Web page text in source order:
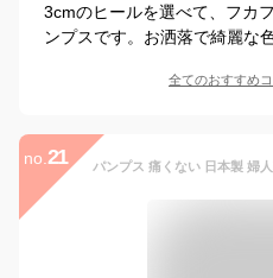
3cmのヒールを選べて、フカ
ンプスです。お洒落で綺麗な
全てのおすすめ
no. 21